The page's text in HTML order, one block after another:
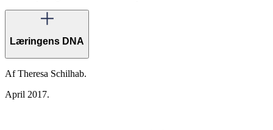
Læringens DNA
Af Theresa Schilhab.
April 2017.